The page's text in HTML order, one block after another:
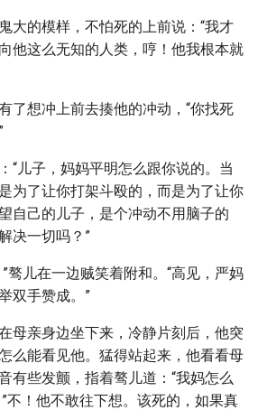
大的模样，不怕死的上前说：“我才
他这么无知的人类，哼！他我根本就
了想冲上前去揍他的冲动，“你找死
“儿子，妈妈平明怎么跟你说的。当
为了让你打架斗殴的，而是为了让你
自己的儿子，是个冲动不用脑子的
决一切吗？”
骜儿在一边贼笑着附和。“高见，严妈
双手赞成。”
母亲身边坐下来，冷静片刻后，他突
么能看见他。猛得站起来，他看看母
有些发颤，指着骜儿道：“我妈怎么
不！他不敢往下想。该死的，如果真